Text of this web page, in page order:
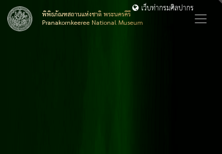
พิพิธภัณฑสถานแห่งชาติ พระนครคีรี
Pranakornkeeree National Museum
เว็บท่ากรมศิลปากร